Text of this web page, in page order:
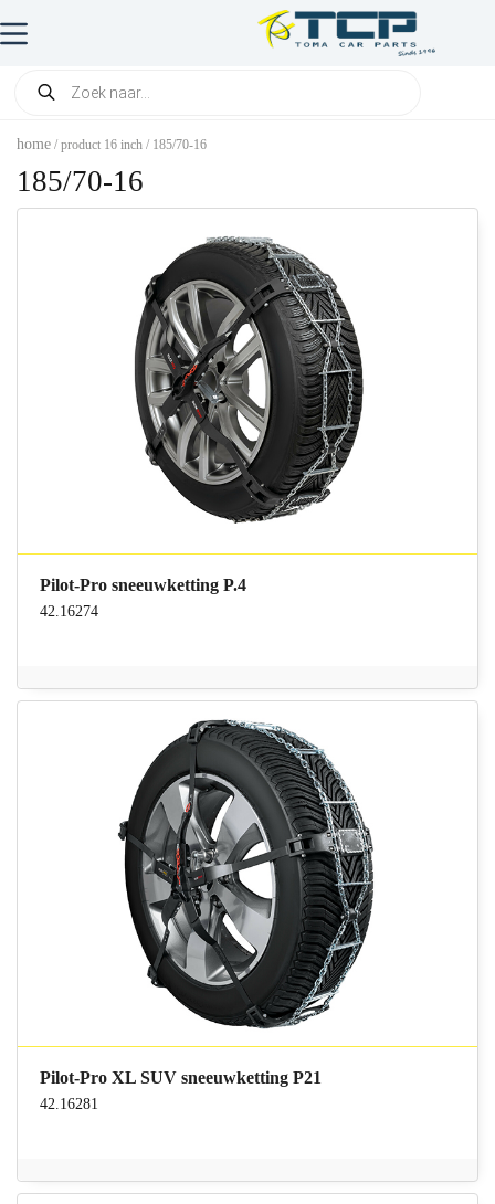
home / product 16 inch / 185/70-16
185/70-16
Pilot-Pro sneeuwketting P.4
42.16274
Pilot-Pro XL SUV sneeuwketting P21
42.16281